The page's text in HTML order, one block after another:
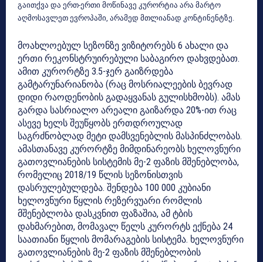
გაითქვა და ერთ-ერთი მოწინავე კურორტია არა მარტო
აღმოსავლეთ ევროპაში, არამედ მთლიანად კონტინენტზე.
მოახლოებულ სეზონზე ვიზიტორებს 6 ახალი და
ერთი რეკონსტრუირებული საბაგირო დახვდებათ.
ამით კურორტზე 3.5-ჯერ გაიზრდება
გამტარუნარიანობა (რაც მოსრიალეების ბევრად
დიდი რაოდენობის გადაყვანას გულისხმობს). ამას
გარდა სასრიალო არეალი გაიზარდა 20%-ით რაც
ასევე ხელს შეუწყობს ერთდროულად
საგრძნობლად მეტი დამსვენებლის მასპინძლობას.
ამასთანავე კურორტზე მიმდინარეობს ხელოვნური
გათოვლიანების სისტემის მე-2 ფაზის მშენებლობა,
რომელიც 2018/19 წლის სეზონისთვის
დასრულებულდება. შენდება 100 000 კუბიანი
ხელოვნური წყლის რეზერვუარი რომლის
მშენებლობა დასკვნით ფაზაშია, ამ ტბის
დახმარებით, მომავალ წელს კურორტს ექნება 24
საათიანი წყლის მომარაგების სისტემა. ხელოვნური
გათოვლიანების მე-2 ფაზის მშენებლობის